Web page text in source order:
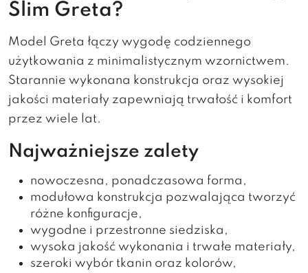
Slim Greta?
Model Greta łączy wygodę codziennego
użytkowania z minimalistycznym wzornictwem.
Starannie wykonana konstrukcja oraz wysokiej
jakości materiały zapewniają trwałość i komfort
przez wiele lat.
Najważniejsze zalety
nowoczesna, ponadczasowa forma,
modułowa konstrukcja pozwalająca tworzyć
różne konfiguracje,
wygodne i przestronne siedziska,
wysoka jakość wykonania i trwałe materiały,
szeroki wybór tkanin oraz kolorów,